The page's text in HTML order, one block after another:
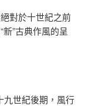
對於十世紀之前
”古典作風的呈
九世紀後期，風行